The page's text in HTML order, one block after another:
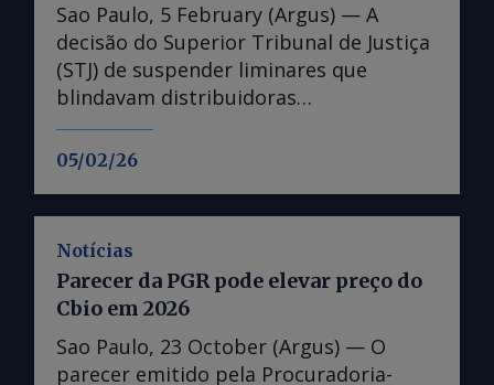
05/02/26
Sao Paulo, 5 February (Argus) — A
decisão do Superior Tribunal de Justiça
(STJ) de suspender liminares que
blindavam distribuidoras
inadimplentes em créditos de
descarbonização (Cbios) de sanções
de 2026, mas com efeitos limitados
sobre os preços. O movimento foi visto
por participantes do mercado como
um endosso institucional relevante
para a Política Nacional de
Biocombustíveis (Renovabio) em um
Notícias
Parecer da PGR pode elevar preço do
Cbio em 2026
Sao Paulo, 23 October (Argus) — O
parecer emitido pela Procuradoria-